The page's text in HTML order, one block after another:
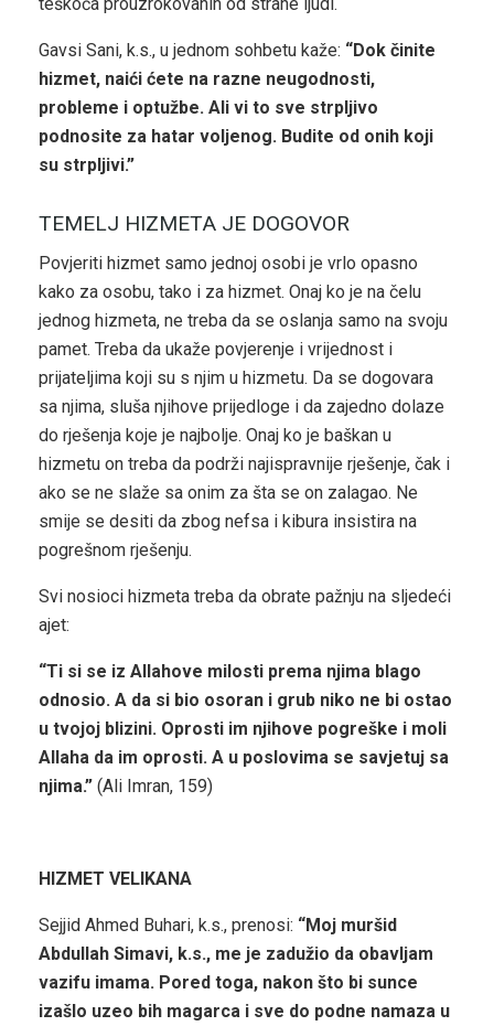
Gavsi Sani, k.s., u jednom sohbetu kaže: “Dok činite
hizmet, naići ćete na razne neugodnosti,
probleme i optužbe. Ali vi to sve strpljivo
podnosite za hatar voljenog. Budite od onih koji
su strpljivi.”
TEMELJ HIZMETA JE DOGOVOR
Povjeriti hizmet samo jednoj osobi je vrlo opasno
kako za osobu, tako i za hizmet. Onaj ko je na čelu
jednog hizmeta, ne treba da se oslanja samo na svoju
pamet. Treba da ukaže povjerenje i vrijednost i
prijateljima koji su s njim u hizmetu. Da se dogovara
sa njima, sluša njihove prijedloge i da zajedno dolaze
do rješenja koje je najbolje. Onaj ko je baškan u
hizmetu on treba da podrži najispravnije rješenje, čak i
ako se ne slaže sa onim za šta se on zalagao. Ne
smije se desiti da zbog nefsa i kibura insistira na
pogrešnom rješenju.
Svi nosioci hizmeta treba da obrate pažnju na sljedeći
ajet:
“Ti si se iz Allahove milosti prema njima blago
odnosio. A da si bio osoran i grub niko ne bi ostao
u tvojoj blizini. Oprosti im njihove pogreške i moli
Allaha da im oprosti. A u poslovima se savjetuj sa
njima.” (Ali Imran, 159)
HIZMET VELIKANA
Sejjid Ahmed Buhari, k.s., prenosi: “Moj muršid
Abdullah Simavi, k.s., me je zadužio da obavljam
vazifu imama. Pored toga, nakon što bi sunce
izašlo uzeo bih magarca i sve do podne namaza u